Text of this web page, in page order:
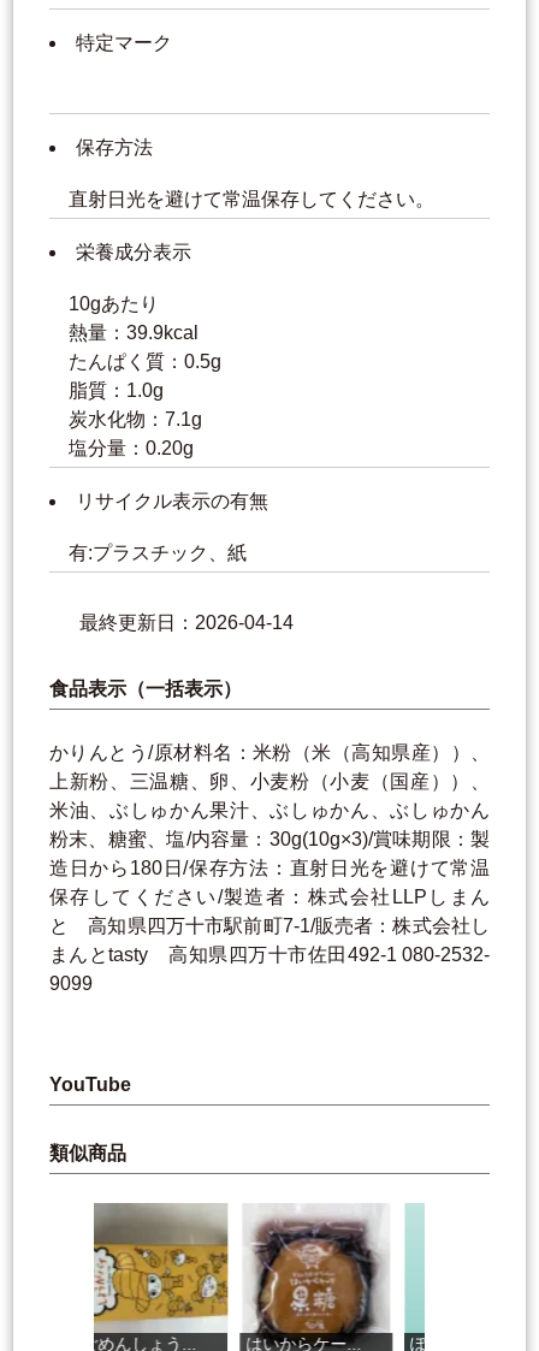
特定マーク
保存方法
直射日光を避けて常温保存してください。
栄養成分表示
10gあたり
熱量：39.9kcal
たんぱく質：0.5g
脂質：1.0g
炭水化物：7.1g
塩分量：0.20g
リサイクル表示の有無
有:プラスチック、紙
最終更新日：2026-04-14
食品表示（一括表示）
かりんとう/原材料名：米粉（米（高知県産））、
上新粉、三温糖、卵、小麦粉（小麦（国産））、
米油、ぶしゅかん果汁、ぶしゅかん、ぶしゅかん
粉末、糖蜜、塩/内容量：30g(10g×3)/賞味期限：製
造日から180日/保存方法：直射日光を避けて常温
保存してください/製造者：株式会社LLPしまん
と 高知県四万十市駅前町7-1/販売者：株式会社し
まんとtasty 高知県四万十市佐田492-1 080-2532-
9099
YouTube
類似商品
ごめんしょう... はいからケー... ぽんかんクッ...